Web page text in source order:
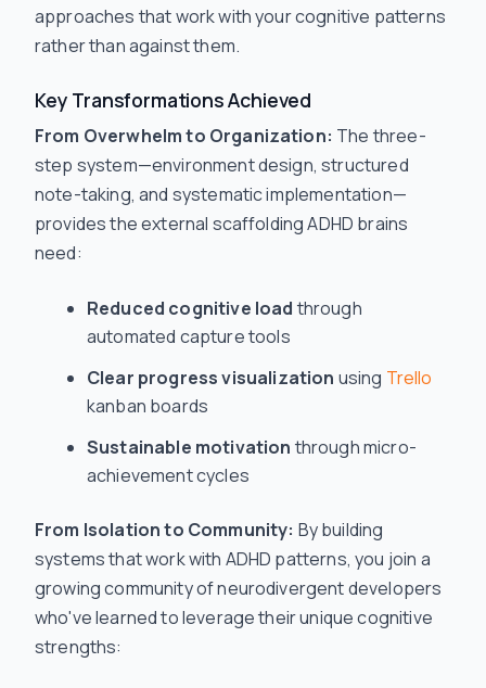
approaches that work with your cognitive patterns
rather than against them.
Key Transformations Achieved
From Overwhelm to Organization: The three-
step system—environment design, structured
note-taking, and systematic implementation—
provides the external scaffolding ADHD brains
need:
Reduced cognitive load through
automated capture tools
Clear progress visualization using Trello
kanban boards
Sustainable motivation through micro-
achievement cycles
From Isolation to Community: By building
systems that work with ADHD patterns, you join a
growing community of neurodivergent developers
who've learned to leverage their unique cognitive
strengths: